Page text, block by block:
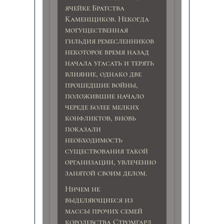
ячейке Братства
Каменщиков. Некогда
могущественная
гильдия ремесленников
некоторое время назад
начала угасать и терять
влияние, однако две
прошедшие войны,
положившие начало
череде более мелких
конфликтов, вновь
показали
необходимость
существования такой
организации, увлеченно
занятой своим делом.
Ничем не
выделяющиеся из
массы прочих семей
королевства Стромгард,